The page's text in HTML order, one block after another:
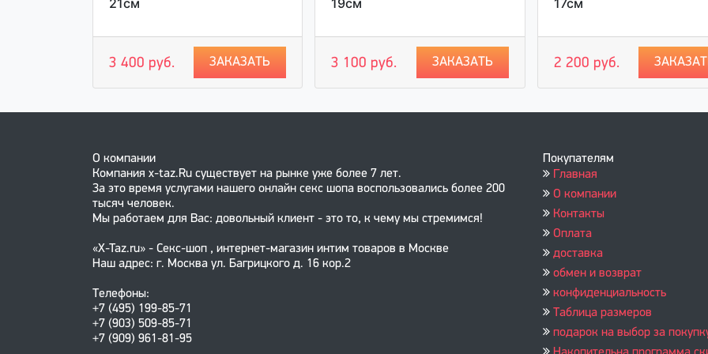
21см
3 400 руб. ЗАКАЗАТЬ
19см
3 100 руб. ЗАКАЗАТЬ
17см
2 200 руб.
О компании
Компания x-taz.Ru существует на рынке уже более 7 лет.
За это время услугами нашего онлайн секс шопа воспользовались более 200
тысяч человек.
Мы работаем для Вас: довольный клиент - это то, к чему мы стремимся!
«X-Taz.ru» - Секс-шоп , интернет-магазин интим товаров в Москве
Наш адрес: г. Москва ул. Багрицкого д. 16 кор.2
Телефоны:
+7 (495) 199-85-71
+7 (903) 509-85-71
+7 (909) 961-81-95
Покупателям
Главная
О компании
Контакты
Оплата
доставка
обмен и возврат
конфиденциальность
Таблица размеров
подарок на выбор за